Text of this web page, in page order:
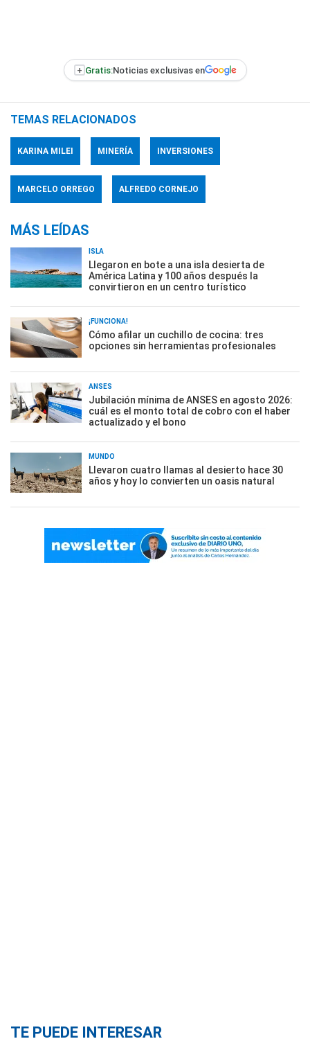
+ Gratis:Noticias exclusivas en
TEMAS RELACIONADOS
KARINA MILEI MINERÍA INVERSIONES
MARCELO ORREGO ALFREDO CORNEJO
MÁS LEÍDAS
ISLA
Llegaron en bote a una isla desierta de
América Latina y 100 años después la
convirtieron en un centro turístico
¡FUNCIONA!
Cómo afilar un cuchillo de cocina: tres
opciones sin herramientas profesionales
ANSES
Jubilación mínima de ANSES en agosto 2026:
cuál es el monto total de cobro con el haber
actualizado y el bono
MUNDO
Llevaron cuatro llamas al desierto hace 30
años y hoy lo convierten un oasis natural
TE PUEDE INTERESAR